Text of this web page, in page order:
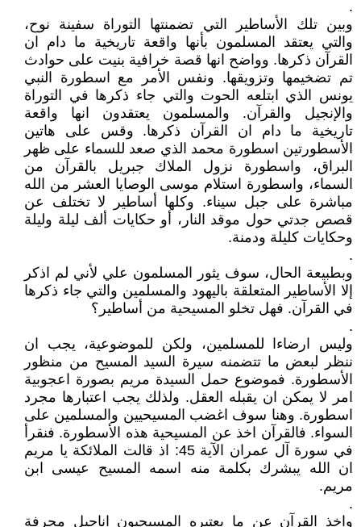
.
وبين تلك الأساطير التي تضمنتها التوراة سفينة نوح،
والتي يعتقد المسلمون بأنها واقعة تاريخية ما دام ان
القرآن ذكرها. وواضح انها قصة خرافية بنيت على حوادث
تم تضخيمها وتزويقها. ونفس الأمر مع اسطورة النبي
يونس الذي ابتلعه الحوت والتي جاء ذكرها في التوراة
والإنجيل والقرآن. والمسلمون يعتقدون انها واقعة
تاريخية ما دام ان القرآن ذكرها. وقس على هاتين
الأسطورتين اسطورة محمد الذي صعد للسماء على ظهر
البراق، واسطورة نزول الملاك جبريل بالقرآن من
السماء، واسطورة استلام موسى الوصايا العشر من الله
مباشرة على جبل سيناء. وكلها أساطير لا تختلف عن
قصص جدتي حول موقد النار، أو حكايات ألف ليلة وليلة
وحكايات كليلة ودمنة.
.
وبطبيعة الحال، سوف يثور المسلمون علي لأني لم اذكر
إلا الأساطير المتعلقة باليهود والمسلمين والتي جاء ذكرها
في القرآن. فهل تخلو المسيحية من أساطير؟
.
وليس ارضاءا للمسلمين، ولكن للموضوعية، يجب ان
ننظر لبعض ما تتضمنه سيرة السيد المسيح من منظور
الأسطورة. فموضوع حمل السيدة مريم بصورة اعجوبية
امر لا يمكن ان يقبله العقل. ولذلك يجب اعتبارها مجرد
اسطورة. وهنا سوف اغضب المسيحيين والمسلمين على
السواء. فالقرآن اخذ عن المسيحية هذه الأسطورة. فنقرأ
في سورة آل عمران الآية 45: اذ قالت الملائكة يا مريم
ان الله يبشرك بكلمة منه اسمه المسيح عيسى ابن
مريم.
.
واخذ القرآن عن ما يعتبره المسيحيون اناجيل محرفة